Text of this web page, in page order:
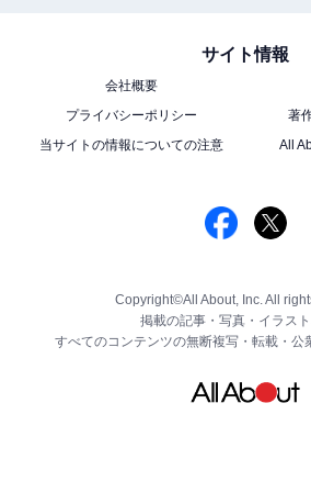
サイト情報
会社概要
プライバシーポリシー
著
当サイトの情報についての注意
All
Copyright©All About, Inc. All
掲載の記事・写真・イラスト
すべてのコンテンツの無断複写・転載・公